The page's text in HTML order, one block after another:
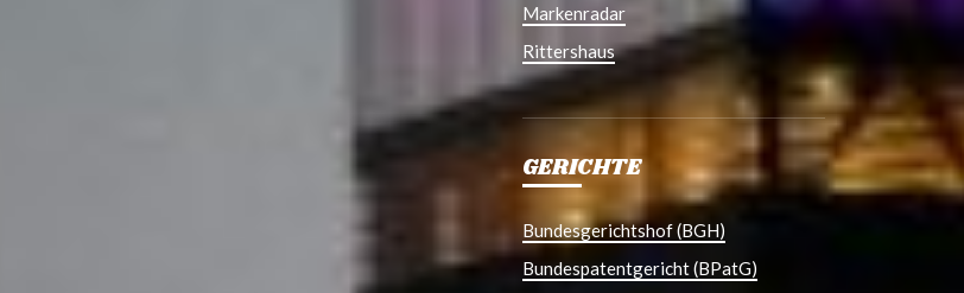
Markenradar
Rittershaus
GERICHTE
Bundesgerichtshof (BGH)
Bundespatentgericht (BPatG)